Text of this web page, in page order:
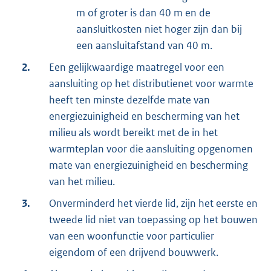
m of groter is dan 40 m en de
aansluitkosten niet hoger zijn dan bij
een aansluitafstand van 40 m.
2.
Een gelijkwaardige maatregel voor een
aansluiting op het distributienet voor warmte
heeft ten minste dezelfde mate van
energiezuinigheid en bescherming van het
milieu als wordt bereikt met de in het
warmteplan voor die aansluiting opgenomen
mate van energiezuinigheid en bescherming
van het milieu.
3.
Onverminderd het vierde lid, zijn het eerste en
tweede lid niet van toepassing op het bouwen
van een woonfunctie voor particulier
eigendom of een drijvend bouwwerk.